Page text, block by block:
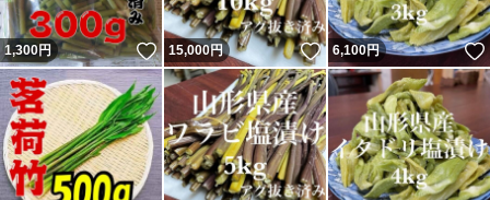
1,300円 いいね！
15,000円 いいね！
6,100円